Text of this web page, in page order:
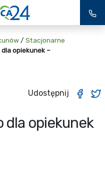
/ Stacjonarne
opiekunek –
Udostępnij
dla opiekunek